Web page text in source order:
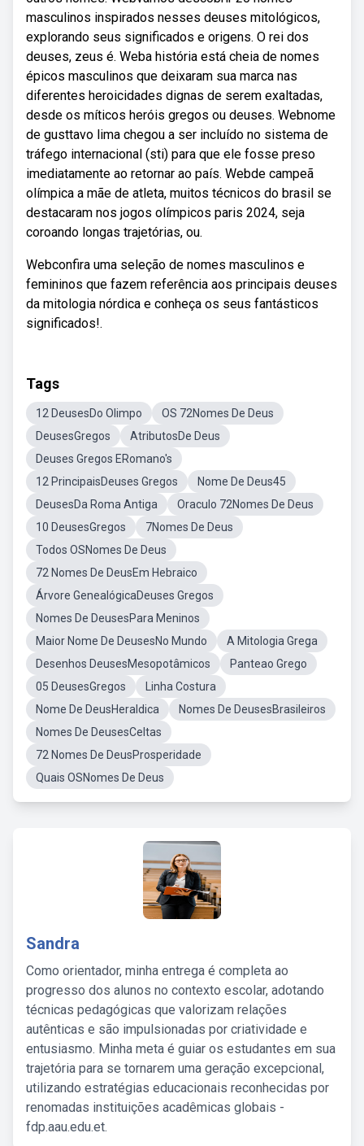
masculinos inspirados nesses deuses mitológicos,
explorando seus significados e origens. O rei dos
deuses, zeus é. Weba história está cheia de nomes
épicos masculinos que deixaram sua marca nas
diferentes heroicidades dignas de serem exaltadas,
desde os míticos heróis gregos ou deuses. Webnome
de gusttavo lima chegou a ser incluído no sistema de
tráfego internacional (sti) para que ele fosse preso
imediatamente ao retornar ao país. Webde campeã
olímpica a mãe de atleta, muitos técnicos do brasil se
destacaram nos jogos olímpicos paris 2024, seja
coroando longas trajetórias, ou.
Webconfira uma seleção de nomes masculinos e
femininos que fazem referência aos principais deuses
da mitologia nórdica e conheça os seus fantásticos
significados!.
Tags
12 DeusesDo Olimpo
OS 72Nomes De Deus
DeusesGregos
AtributosDe Deus
Deuses Gregos ERomano's
12 PrincipaisDeuses Gregos
Nome De Deus45
DeusesDa Roma Antiga
Oraculo 72Nomes De Deus
10 DeusesGregos
7Nomes De Deus
Todos OSNomes De Deus
72 Nomes De DeusEm Hebraico
Árvore GenealógicaDeuses Gregos
Nomes De DeusesPara Meninos
Maior Nome De DeusesNo Mundo
A Mitologia Grega
Desenhos DeusesMesopotâmicos
Panteao Grego
05 DeusesGregos
Linha Costura
Nome De DeusHeraldica
Nomes De DeusesBrasileiros
Nomes De DeusesCeltas
72 Nomes De DeusProsperidade
Quais OSNomes De Deus
Sandra
Como orientador, minha entrega é completa ao
progresso dos alunos no contexto escolar, adotando
técnicas pedagógicas que valorizam relações
autênticas e são impulsionadas por criatividade e
entusiasmo. Minha meta é guiar os estudantes em sua
trajetória para se tornarem uma geração excepcional,
utilizando estratégias educacionais reconhecidas por
renomadas instituições acadêmicas globais -
fdp.aau.edu.et.